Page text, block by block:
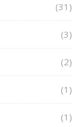
(31)
(3)
(2)
(1)
(1)